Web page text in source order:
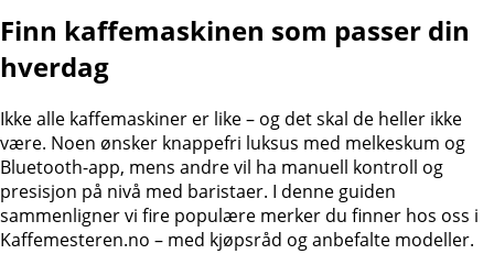
Finn kaffemaskinen som passer din
hverdag
Ikke alle kaffemaskiner er like – og det skal de heller ikke
være. Noen ønsker knappefri luksus med melkeskum og
Bluetooth-app, mens andre vil ha manuell kontroll og
presisjon på nivå med baristaer. I denne guiden
sammenligner vi fire populære merker du finner hos oss i
Kaffemesteren.no – med kjøpsråd og anbefalte modeller.